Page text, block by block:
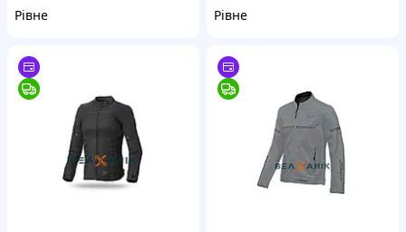
Рівне
Рівне